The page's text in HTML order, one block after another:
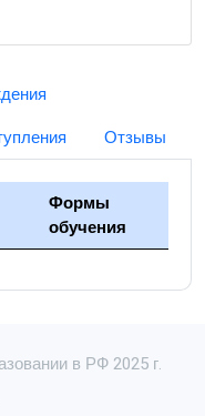
Отзывы
Формы
обучения
в РФ 2025 г.